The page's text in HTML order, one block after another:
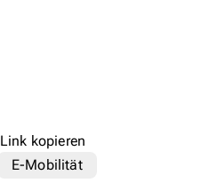
Link kopieren
E-Mobilität